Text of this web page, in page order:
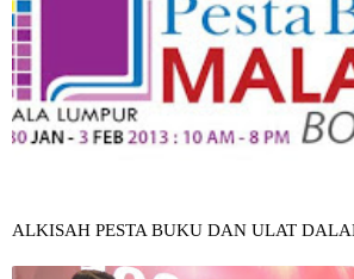
ALKISAH PESTA BUKU DAN ULAT